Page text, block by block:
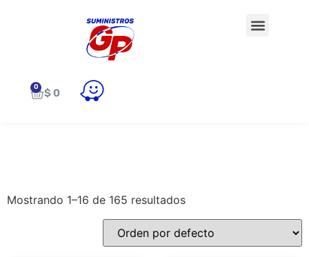
$ 0
Mostrando 1–16 de 165 resultados